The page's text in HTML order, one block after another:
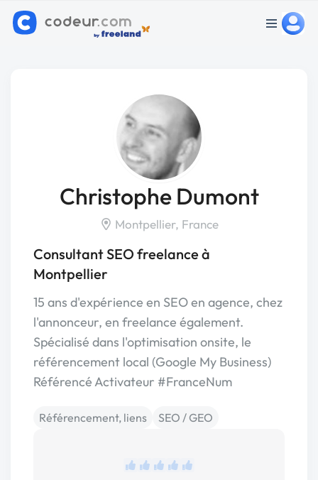
Christophe Dumont
Montpellier, France
Consultant SEO freelance à
Montpellier
15 ans d'expérience en SEO en agence, chez
l'annonceur, en freelance également.
Spécialisé dans l'optimisation onsite, le
référencement local (Google My Business)
Référencé Activateur #FranceNum
Référencement, liens SEO / GEO